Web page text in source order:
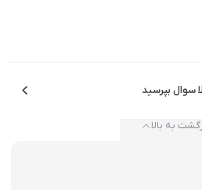
سوال بپرسید
به بالا